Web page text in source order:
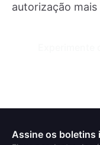
autorização
Assine os boletins